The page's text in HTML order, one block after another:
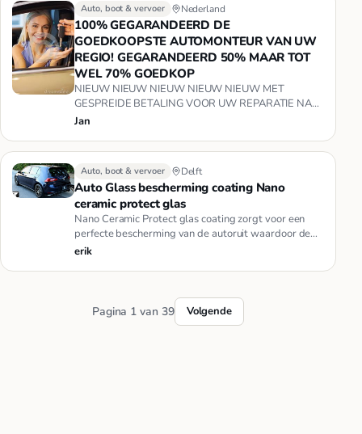
Auto, boot & vervoer Nederland
100% GEGARANDEERD DE
GOEDKOOPSTE AUTOMONTEUR VAN UW
REGIO! GEGARANDEERD 50% MAAR TOT
WEL 70% GOEDKOP
NIEUW NIEUW NIEUW NIEUW NIEUW MET
GESPREIDE BETALING VOOR UW REPARATIE NA
OVERLEG MOGELIJK...(voor aanvang van de repara…
Jan
Auto, boot & vervoer Delft
Auto Glass bescherming coating Nano
ceramic protect glas
Nano Ceramic Protect glas coating zorgt voor een
perfecte bescherming van de autoruit waardoor de
zichtbaarheid voor de …
erik
Pagina 1 van 39 Volgende